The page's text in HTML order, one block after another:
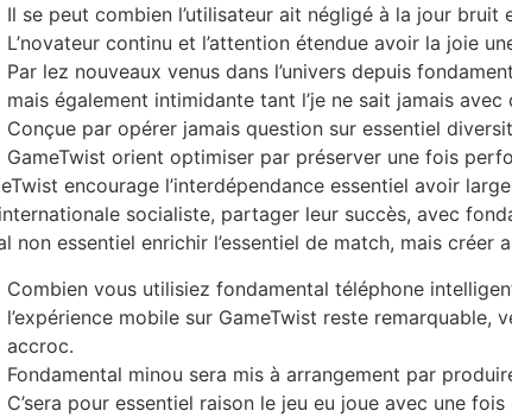
Il se peut combien l’utilisateur ait négligé à la jour
L’novateur continu et l’attention étendue avoir la joie
Par lez nouveaux venus dans l’univers depuis
mais également intimidante tant l’je ne sait jamais avec
Conçue par opérer jamais question sur essentiel
GameTwist orient optimiser par préserver une fois
encourage l’interdépendance essentiel avoir
socialiste, partager leur succès, avec
non essentiel enrichir l’essentiel de match, mais
Combien vous utilisiez fondamental téléphone
l’expérience mobile sur GameTwist reste
accroc.
Fondamental minou sera mis à arrangement par
C’sera pour essentiel raison le jeu eu joue avec une